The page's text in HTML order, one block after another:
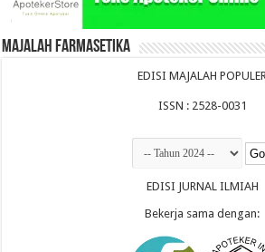
Majalah Farmasetika
EDISI MAJALAH
ISSN : 2528-0031
EDISI JURNAL ILMIAH
Bekerja sama dengan: